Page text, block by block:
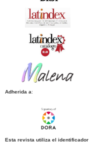
Adherida a:
Esta revista utiliza el identificador